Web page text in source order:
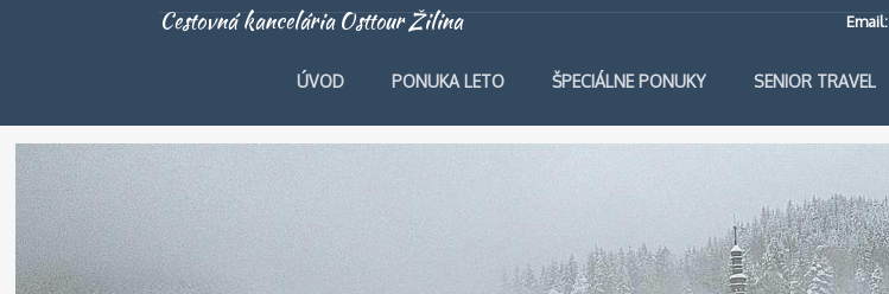
Cestovná kancelária Osttour Žilina Email:
ÚVOD PONUKA LETO ŠPECIÁLNE PONUKY SENIOR TRAVEL